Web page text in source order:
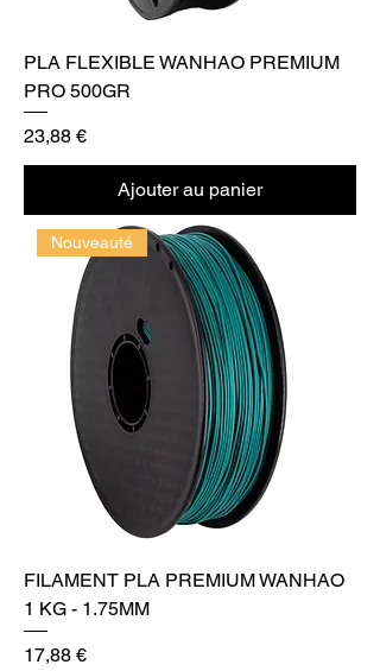
PLA FLEXIBLE WANHAO PREMIUM
PRO 500GR
Prix
23,88 €
Ajouter au panier
Nouveauté
FILAMENT PLA PREMIUM WANHAO
1 KG - 1.75MM
Prix
17,88 €